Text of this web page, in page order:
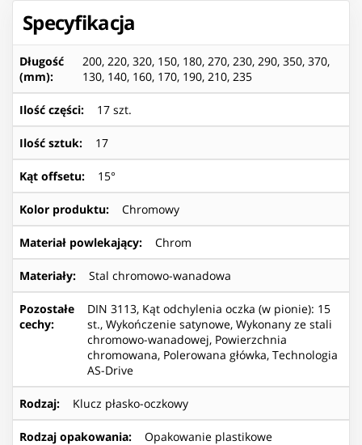
Specyfikacja
Długość
(mm):
200, 220, 320, 150, 180, 270, 230, 290, 350, 370,
130, 140, 160, 170, 190, 210, 235
Ilość części: 17 szt.
Ilość sztuk: 17
Kąt offsetu: 15°
Kolor produktu: Chromowy
Materiał powlekający: Chrom
Materiały: Stal chromowo-wanadowa
Pozostałe
cechy:
DIN 3113, Kąt odchylenia oczka (w pionie): 15
st., Wykończenie satynowe, Wykonany ze stali
chromowo-wanadowej, Powierzchnia
chromowana, Polerowana główka, Technologia
AS-Drive
Rodzaj: Klucz płasko-oczkowy
Rodzaj opakowania: Opakowanie plastikowe